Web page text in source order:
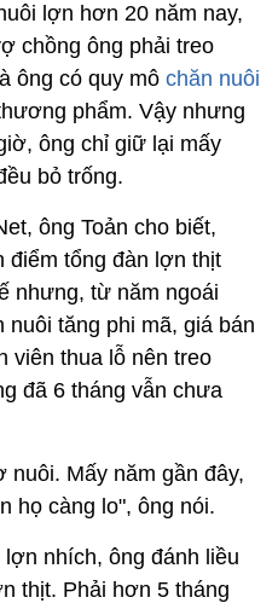
lợn hơn 20 năm nay,
chồng ông phải treo
ông có quy mô chăn nuôi
phẩm. Vậy nhưng
ông chỉ giữ lại mấy
bỏ trống.
ông Toản cho biết,
điểm tổng đàn lợn thịt
nhưng, từ năm ngoái
tăng phi mã, giá bán
viên thua lỗ nên treo
đã 6 tháng vẫn chưa
Mấy năm gần đây,
họ càng lo", ông nói.
nhích, ông đánh liều
thịt. Phải hơn 5 tháng